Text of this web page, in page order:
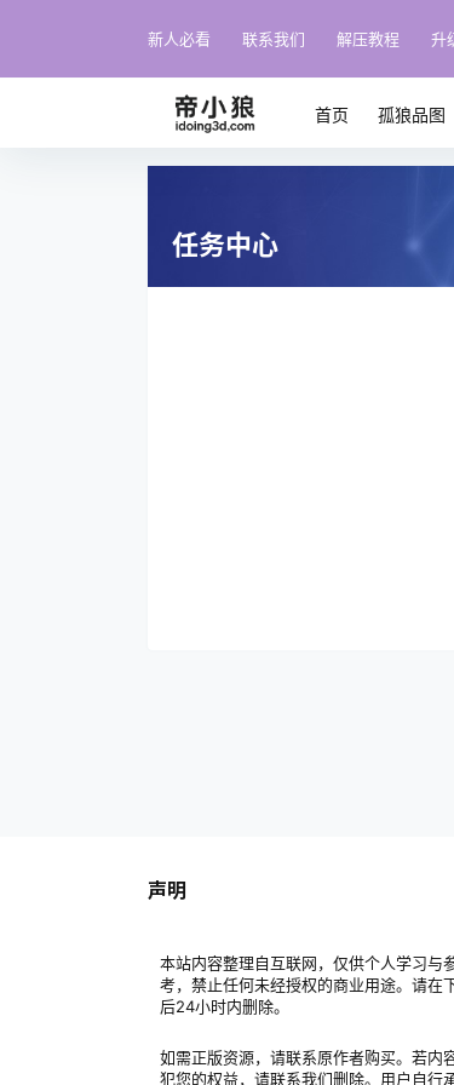
新人必看 联系我们 解压教程 升
首页 孤狼品图
任务中心
声明
本站内容整理自互联网，仅供个人学习与
考，禁止任何未经授权的商业用途。请在
后24小时内删除。
如需正版资源，请联系原作者购买。若内
犯您的权益，请联系我们删除。用户自行